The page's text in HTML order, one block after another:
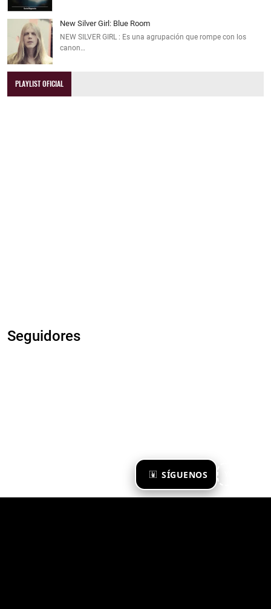
SÍGUENOS
New Silver Girl: Blue Room
NEW SILVER GIRL : Es una agrupación que rompe con los
canon…
PLAYLIST OFICIAL
Seguidores